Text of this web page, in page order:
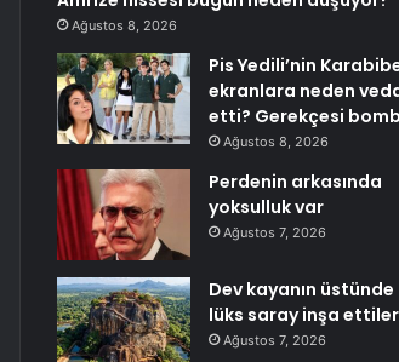
Ağustos 8, 2026
Pis Yedili’nin
ekranlara neden
etti? Gerekçesi
Ağustos 8, 2026
Perdenin arkasında
yoksulluk var
Ağustos 7, 2026
Dev kayanın üstünde
lüks saray inşa ettiler
Ağustos 7, 2026